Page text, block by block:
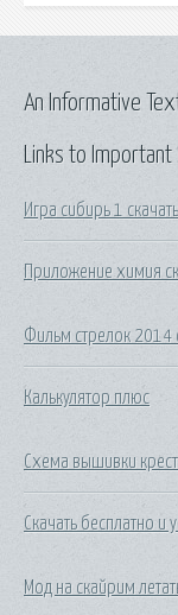
Links to
Игра сибирь 1
Приложение химия
Фильм стрелок 2014
Калькулятор плюс
Схема вышивки
Скачать бесплатно и
Мод на скайрим
An Informative